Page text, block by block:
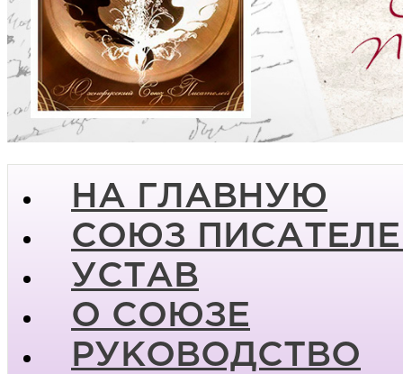
НА ГЛАВНУЮ
СОЮЗ
УСТАВ
О СОЮЗЕ
РУКОВОДСТВО